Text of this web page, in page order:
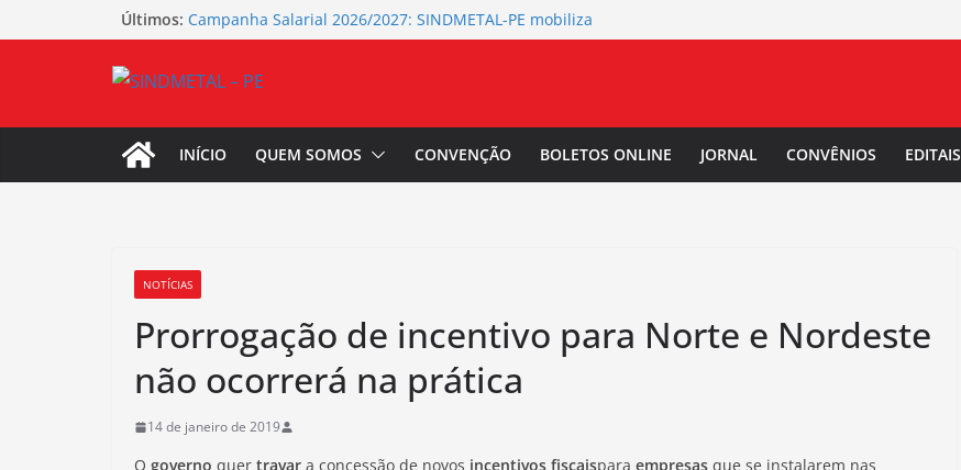
para
Últimos: Campanha Salarial 2026/2027: SINDMETAL-PE mobiliza
mais de 100 fábricas para a assembleia de abertura
2026/2027 do SINDMETAL-PE
Sua presença é fundamental! SINDMETAL-PE convoca a
categoria para a Campanha Salarial 2026/2027.
INÍCIO QUEM SOMOS CONVENÇÃO BOLETOS ONLINE JORNAL CONVÊNIOS EDITAIS
NOTÍCIAS
Prorrogação de incentivo para Norte e Nordeste
não ocorrerá na prática
14 de janeiro de 2019
O governo quer travar a concessão de novos incentivos fiscaispara empresas que se instalarem nas